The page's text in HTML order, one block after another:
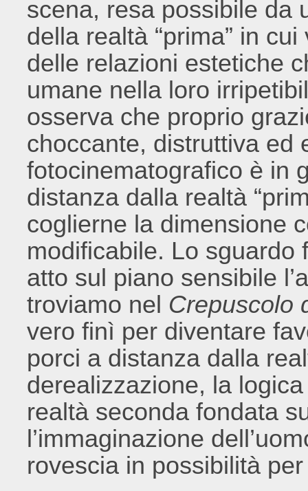
scena, resa possibile da
della realtà “prima” in
delle relazioni estetiche
umane nella loro
osserva che proprio
choccante, distruttiva ed
fotocinematografico è in
distanza dalla realtà
coglierne la dimensione
modificabile. Lo sguardo
atto sul piano sensibile
troviamo nel Crepuscolo
vero finì per diventare
porci a distanza dalla
derealizzazione, la
realtà seconda fondata
l’immaginazione
rovescia in possibilità